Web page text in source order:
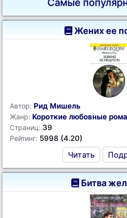
Самые
Жених ее
Автор: Рид Мишель
Жанр: Короткие любовные
Страниц: 39
Рейтинг: 5998 (4.20)
Читать
Битва